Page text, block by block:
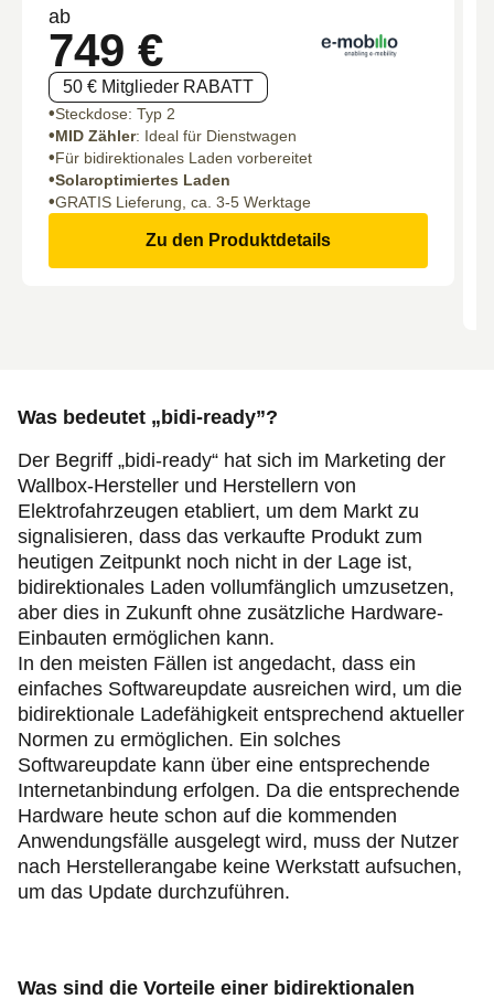
ab
749 €
50 € Mitglieder RABATT
Steckdose: Typ 2
MID Zähler: Ideal für Dienstwagen
Für bidirektionales Laden vorbereitet
Solaroptimiertes Laden
GRATIS Lieferung, ca. 3-5 Werktage
Zu den Produktdetails
Was bedeutet „bidi-ready”?
Der Begriff „bidi-ready“ hat sich im Marketing der
Wallbox-Hersteller und Herstellern von
Elektrofahrzeugen etabliert, um dem Markt zu
signalisieren, dass das verkaufte Produkt zum
heutigen Zeitpunkt noch nicht in der Lage ist,
bidirektionales Laden vollumfänglich umzusetzen,
aber dies in Zukunft ohne zusätzliche Hardware-
Einbauten ermöglichen kann.
In den meisten Fällen ist angedacht, dass ein
einfaches Softwareupdate ausreichen wird, um die
bidirektionale Ladefähigkeit entsprechend aktueller
Normen zu ermöglichen. Ein solches
Softwareupdate kann über eine entsprechende
Internetanbindung erfolgen. Da die entsprechende
Hardware heute schon auf die kommenden
Anwendungsfälle ausgelegt wird, muss der Nutzer
nach Herstellerangabe keine Werkstatt aufsuchen,
um das Update durchzuführen.
Was sind die Vorteile einer bidirektionalen